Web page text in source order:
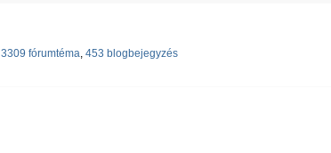
3309 fórumtéma, 453 blogbejegyzés